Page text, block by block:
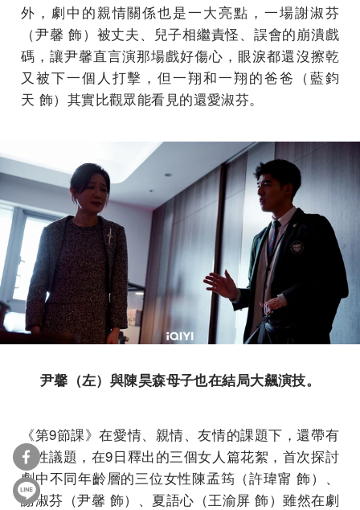
外，劇中的親情關係也是一大亮點，一場謝淑芬
（尹馨 飾）被丈夫、兒子相繼責怪、誤會的崩潰戲
碼，讓尹馨直言演那場戲好傷心，眼淚都還沒擦乾
又被下一個人打擊，但一翔和一翔的爸爸（藍鈞
天 飾）其實比觀眾能看見的還愛淑芬。
尹馨（左）與陳昊森母子也在結局大飆演技。
《第9節課》在愛情、親情、友情的課題下，還帶有
女性議題，在9日釋出的三個女人篇花絮，首次探討
劇中不同年齡層的三位女性陳孟筠（許瑋甯 飾）、
謝淑芬（尹馨 飾）、夏語心（王渝屏 飾）雖然在劇